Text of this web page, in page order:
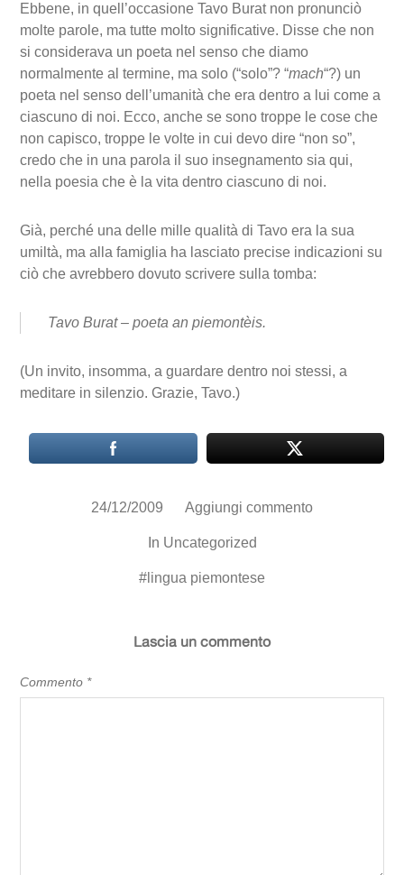
Ebbene, in quell’occasione Tavo Burat non pronunciò
molte parole, ma tutte molto significative. Disse che non
si considerava un poeta nel senso che diamo
normalmente al termine, ma solo (“solo”? “mach“?) un
poeta nel senso dell’umanità che era dentro a lui come a
ciascuno di noi. Ecco, anche se sono troppe le cose che
non capisco, troppe le volte in cui devo dire “non so”,
credo che in una parola il suo insegnamento sia qui,
nella poesia che è la vita dentro ciascuno di noi.
Già, perché una delle mille qualità di Tavo era la sua
umiltà, ma alla famiglia ha lasciato precise indicazioni su
ciò che avrebbero dovuto scrivere sulla tomba:
Tavo Burat – poeta an piemontèis.
(Un invito, insomma, a guardare dentro noi stessi, a
meditare in silenzio. Grazie, Tavo.)
24/12/2009 Aggiungi commento
In Uncategorized
# lingua piemontese
Lascia un commento
Commento *